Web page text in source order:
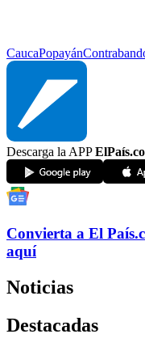
CaucaPopayán
Descarga la APP
Convierta a El País
aquí
Noticias
Destacadas